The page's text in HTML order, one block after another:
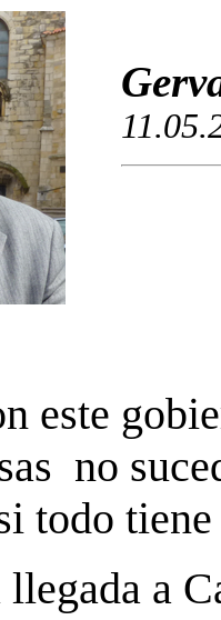
este
no
todo
llegada a